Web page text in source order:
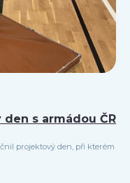
s armádou ČR
projektový den, při kterém